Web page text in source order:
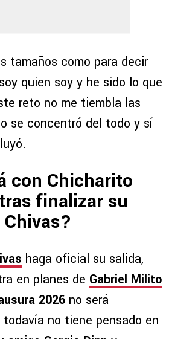
tamaños como para decir
quien soy y he sido lo que
reto no me tiembla las
se concentró del todo y sí
con Chicharito
finalizar su
haga oficial su salida,
en planes de Gabriel Milito
2026 no será
todavía no tiene pensado en